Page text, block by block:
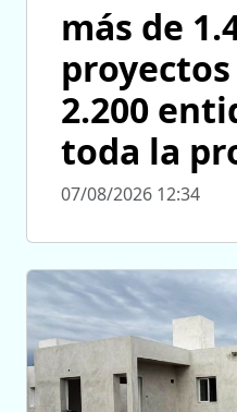
más de
2.200
toda la
07/08/2026 12:34